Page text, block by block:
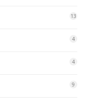
13
4
4
9